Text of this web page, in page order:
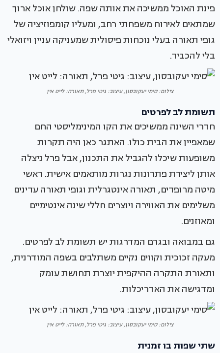
פינת האוכל ממשיכה את אותה שפה. שולחן אוכל ארוך
שמתאים לאירוח משפחתי רחב, ומעליו קומפוזיציה של
גופי תאורה בעלי נוכחות פיסולית שמעניקה עניין ויזואלי
בלי להכביד.
צילום: סימי יעקובסון, עיצוב: גיטי פרל, תאורה: לייט אין
תשומת לב לפרטים
חדרי השינה ממשיכים את הקו המינימליסטי החם
שמאפיין את הבית כולו. האתגר כאן היה תקרות
משופעות שיכלו להגביל את התכנון, אבל פרל ניצלה
אותן ליצירת פתרונות נגרות מותאמים אישית. ראשי
מיטה מרופדים, תאורה אינטגרלית וגופי תאורה עדינים
משלימים את האווירה ויוצרים חללי שינה אינטימיים
ומאוזנים.
גם במבואה ובגרם המדרגות יש תשומת לב לפרטים.
מעקה זכוכית וקווים נקיים משתלבים בשפה המודרנית,
ותאורת התקרה ההיקפית יוצרת תחושת עומק
ומדגישה את האדריכלות.
צילום: סימי יעקובסון, עיצוב: גיטי פרל, תאורה: לייט אין
שתי שפות בו זמנית